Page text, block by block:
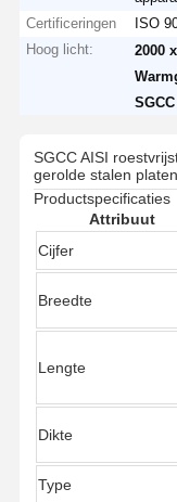
Certificeringen
ISO
Hoog licht:
2000
SGCC AISI
gerolde stalen platen
Productspecificaties
Attribuut
Cijfer
Breedte
Lengte
Dikte
Type